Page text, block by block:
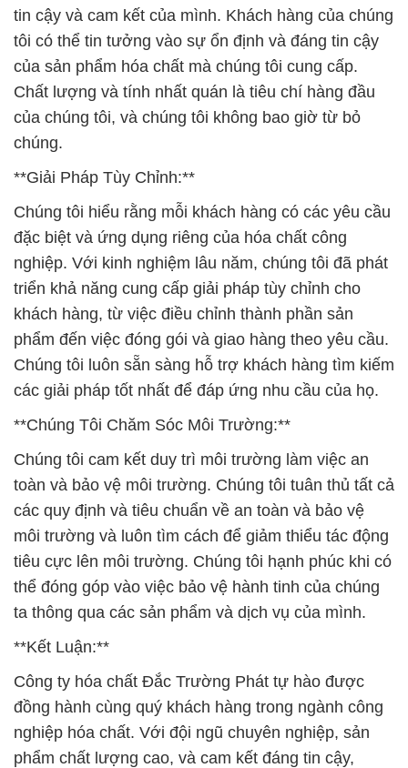
tin cậy và cam kết của mình. Khách hàng của chúng
tôi có thể tin tưởng vào sự ổn định và đáng tin cậy
của sản phẩm hóa chất mà chúng tôi cung cấp.
Chất lượng và tính nhất quán là tiêu chí hàng đầu
của chúng tôi, và chúng tôi không bao giờ từ bỏ
chúng.
**Giải Pháp Tùy Chỉnh:**
Chúng tôi hiểu rằng mỗi khách hàng có các yêu cầu
đặc biệt và ứng dụng riêng của hóa chất công
nghiệp. Với kinh nghiệm lâu năm, chúng tôi đã phát
triển khả năng cung cấp giải pháp tùy chỉnh cho
khách hàng, từ việc điều chỉnh thành phần sản
phẩm đến việc đóng gói và giao hàng theo yêu cầu.
Chúng tôi luôn sẵn sàng hỗ trợ khách hàng tìm kiếm
các giải pháp tốt nhất để đáp ứng nhu cầu của họ.
**Chúng Tôi Chăm Sóc Môi Trường:**
Chúng tôi cam kết duy trì môi trường làm việc an
toàn và bảo vệ môi trường. Chúng tôi tuân thủ tất cả
các quy định và tiêu chuẩn về an toàn và bảo vệ
môi trường và luôn tìm cách để giảm thiểu tác động
tiêu cực lên môi trường. Chúng tôi hạnh phúc khi có
thể đóng góp vào việc bảo vệ hành tinh của chúng
ta thông qua các sản phẩm và dịch vụ của mình.
**Kết Luận:**
Công ty hóa chất Đắc Trường Phát tự hào được
đồng hành cùng quý khách hàng trong ngành công
nghiệp hóa chất. Với đội ngũ chuyên nghiệp, sản
phẩm chất lượng cao, và cam kết đáng tin cậy,